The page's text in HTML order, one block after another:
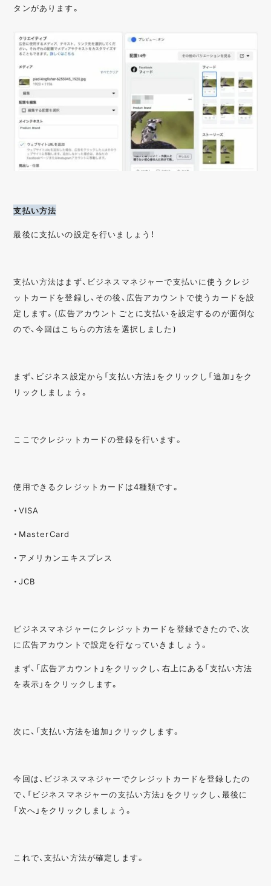
タンがあります。
支払い方法
最後に支払いの設定を行いましょう！
支払い方法はまず、ビジネスマネジャーで支払いに使うクレジ
ットカードを登録し、その後、広告アカウントで使うカードを設
定します。(広告アカウントごとに支払いを設定するのが面倒な
ので、今回はこちらの方法を選択しました)
まず、ビジネス設定から「支払い方法」をクリックし「追加」をク
リックしましょう。
ここでクレジットカードの登録を行います。
使用できるクレジットカードは4種類です。
・VISA
・MasterCard
・アメリカンエキスプレス
・JCB
ビジネスマネジャーにクレジットカードを登録できたので、次
に広告アカウントで設定を行なっていきましょう。
まず、「広告アカウント」をクリックし、右上にある「支払い方法
を表示」をクリックします。
次に、「支払い方法を追加」クリックします。
今回は、ビジネスマネジャーでクレジットカードを登録したの
で、「ビジネスマネジャーの支払い方法」をクリックし、最後に
「次へ」をクリックしましょう。
これで、支払い方法が確定します。